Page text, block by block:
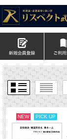
NEW PICK UP